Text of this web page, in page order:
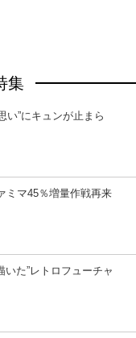
集
い”にキュンが止まら
ミマ45％増量作戦再来
た”レトロフューチャ